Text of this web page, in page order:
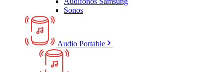
Sonos
Audio Portable